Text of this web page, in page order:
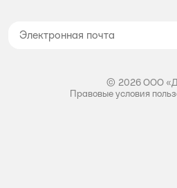
Правила бонусной
© 2026 ООО
Правовые условия